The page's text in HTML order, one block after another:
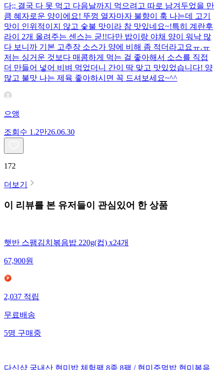
다;; 결국 다 못 먹고 다음날까지 먹으려고 따로 남겨두었을 만
큼 혜자로운 양이에요! 뚜껑 열자마자 불향이 훅 나는데 고기
맛이 인위적이지 않고 숯불 맛이라 참 맛있네요~!특히 계란후
라이 2개 올려주는 센스는 굳!! ​다만 밥이랑 야채 양이 워낙 많
다 보니까 기본 고추장 소스가 양에 비해 좀 적더라고요ㅠ.ㅠ
저는 싱거운 것보다 매콤하게 먹는 걸 좋아해서 소스를 직접
더 만들어 넣어 비벼 먹었더니 간이 딱 맞고 맛있었습니다! 양
많고 불맛 나는 제육 좋아하시면 꼭 드셔보세요~^^
으앵
조회수 1.2만26.06.30
172
더보기
이 리뷰를 본 유저들이 관심있어 한 상품
햇반 스팸김치볶음밥 220g(컵) x24개
67,900원
2,037 적립
무료배송
5명 구매중
다신샵 국내산 현미밥 체험팩 8종 8팩 / 현미주먹밥 현미볶음